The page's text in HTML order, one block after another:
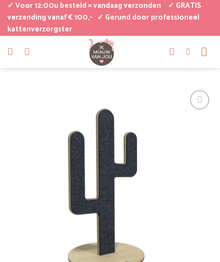
naar
inhoud
✓ Voor 12:00u besteld = vandaag verzonden
✓ GRATIS
verzending vanaf € 100,- ✓ Gerund door professioneel
kattenverzorgster